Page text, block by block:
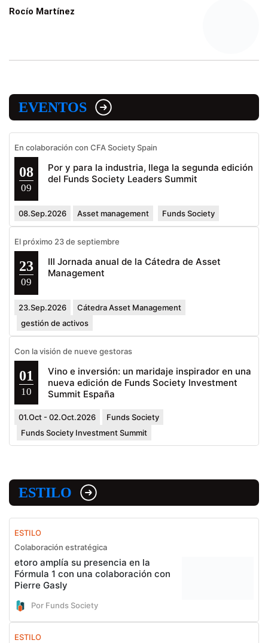
Rocío Martínez
EVENTOS
En colaboración con CFA Society Spain
08
09
Por y para la industria, llega la segunda edición
del Funds Society Leaders Summit
08.Sep.2026 Asset management Funds Society
El próximo 23 de septiembre
23
09
III Jornada anual de la Cátedra de Asset
Management
23.Sep.2026
Cátedra Asset Management
gestión de activos
Con la visión de nueve gestoras
01
10
Vino e inversión: un maridaje inspirador en una
nueva edición de Funds Society Investment
Summit España
01.Oct - 02.Oct.2026
Funds Society
Funds Society Investment Summit
ESTILO
ESTILO
Colaboración estratégica
etoro amplía su presencia en la
Fórmula 1 con una colaboración con
Pierre Gasly
Por Funds Society
ESTILO